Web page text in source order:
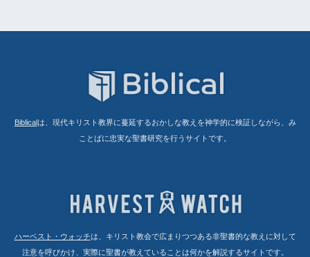
Biblicalは、現代キリスト教界に蔓延するおかしな教えを神学的に検証しながら、み
ことばに忠実な聖書研究を行うサイトです。
ハーベスト・ウォッチは、キリスト教会で広まりつつある非聖書的な教えに対して
注意を呼びかけ、実際に聖書が教えていることは何かを解説するサイトです。